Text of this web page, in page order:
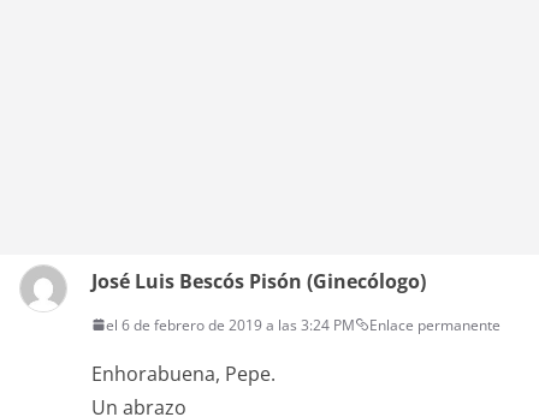
José Luis Bescós Pisón (Ginecólogo)
el 6 de febrero de 2019 a las 3:24 PM Enlace permanente
Enhorabuena, Pepe.
Un abrazo